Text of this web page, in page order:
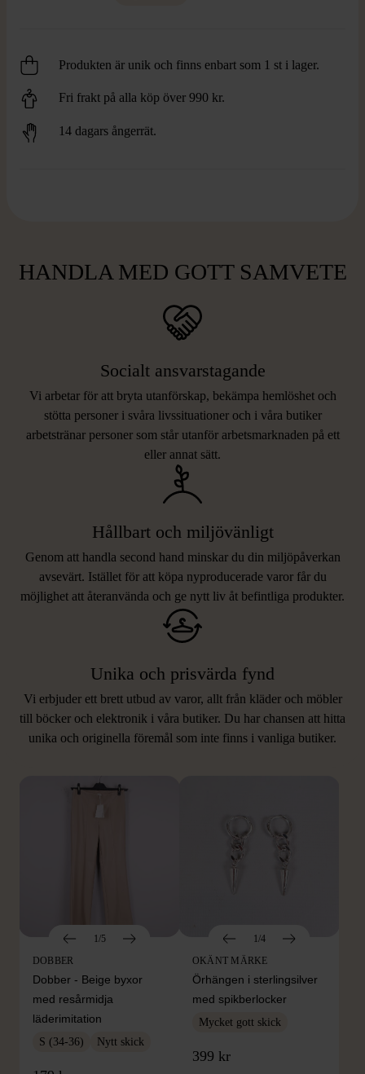
Produkten är unik och finns enbart som 1 st i lager.
Fri frakt på alla köp över 990 kr.
14 dagars ångerrät.
HANDLA MED GOTT SAMVETE
Socialt ansvarstagande
Vi arbetar för att bryta utanförskap, bekämpa hemlöshet och
stötta personer i svåra livssituationer och i våra butiker
arbetstränar personer som står utanför arbetsmarknaden på ett
eller annat sätt.
Hållbart och miljövänligt
Genom att handla second hand minskar du din miljöpåverkan
avsevärt. Istället för att köpa nyproducerade varor får du
möjlighet att återanvända och ge nytt liv åt befintliga produkter.
Unika och prisvärda fynd
Vi erbjuder ett brett utbud av varor, allt från kläder och möbler
till böcker och elektronik i våra butiker. Du har chansen att hitta
unika och originella föremål som inte finns i vanliga butiker.
LIKNANDE PRODUKTER
Hitta produkter som påminner om denna
1/5
DOBBER
Dobber - Beige byxor
med resårmidja
läderimitation
S (34-36) Nytt skick
1/4
OKÄNT MÄRKE
Örhängen i sterlingsilver
med spikberlocker
Mycket gott skick
399 kr